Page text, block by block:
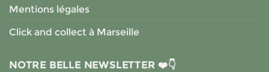
Mentions légales
Click and collect à Marseille
NOTRE BELLE NEWSLETTER ❤️👇